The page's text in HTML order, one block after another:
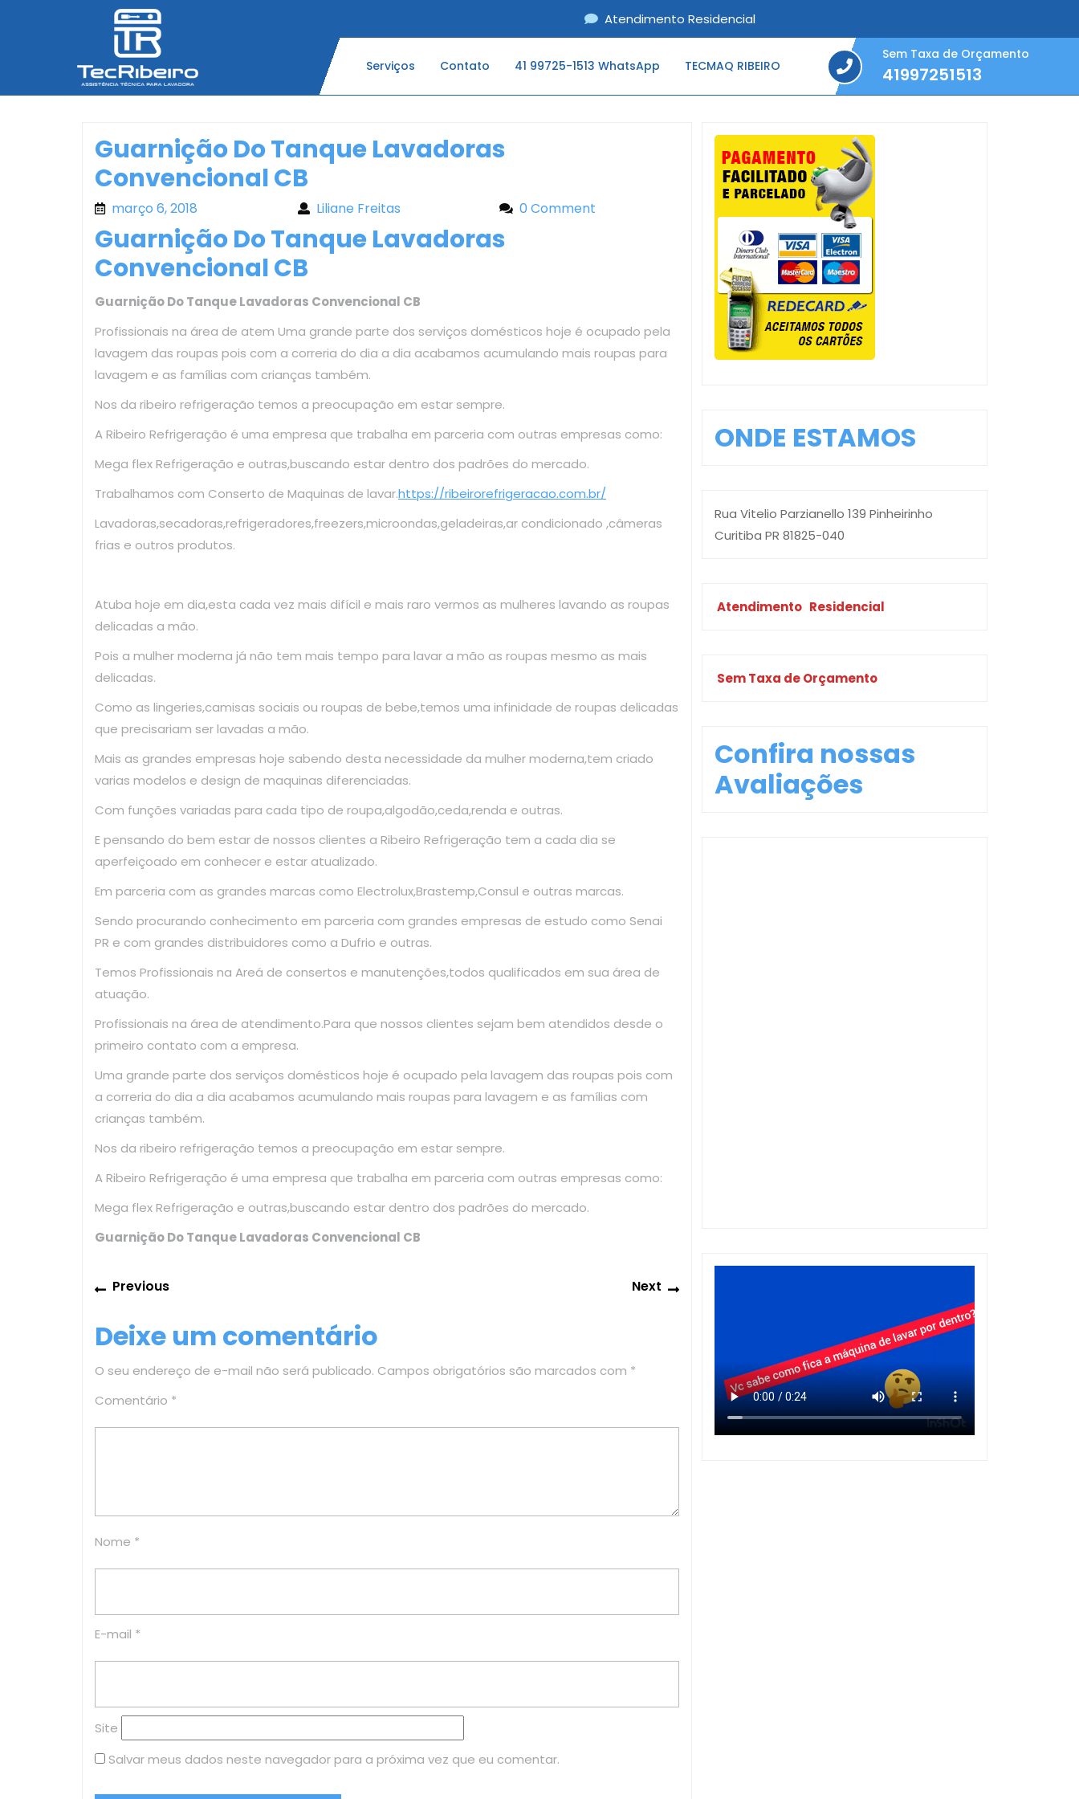
Atendimento Residencial
Serviços Contato 41 99725-1513 WhatsApp TECMAQ RIBEIRO
Sem Taxa de Orçamento
41997251513
41997251513
Guarnição Do Tanque Lavadoras
Convencional CB
março 6, 2018 Liliane Freitas 0 Comment
Guarnição Do Tanque Lavadoras
Convencional CB
Guarnição Do Tanque Lavadoras Convencional CB
Profissionais na área de atem Uma grande parte dos serviços domésticos hoje é ocupado pela
lavagem das roupas pois com a correria do dia a dia acabamos acumulando mais roupas para
lavagem e as famílias com crianças também.
Nos da ribeiro refrigeração temos a preocupação em estar sempre.
A Ribeiro Refrigeração é uma empresa que trabalha em parceria com outras empresas como:
Mega flex Refrigeração e outras,buscando estar dentro dos padrões do mercado.
Trabalhamos com Conserto de Maquinas de lavar.https://ribeirorefrigeracao.com.br/
Lavadoras,secadoras,refrigeradores,freezers,microondas,geladeiras,ar condicionado ,câmeras
frias e outros produtos.
Atuba hoje em dia,esta cada vez mais difícil e mais raro vermos as mulheres lavando as roupas
delicadas a mão.
Pois a mulher moderna já não tem mais tempo para lavar a mão as roupas mesmo as mais
delicadas.
Como as lingeries,camisas sociais ou roupas de bebe,temos uma infinidade de roupas delicadas
que precisariam ser lavadas a mão.
Mais as grandes empresas hoje sabendo desta necessidade da mulher moderna,tem criado
varias modelos e design de maquinas diferenciadas.
Com funções variadas para cada tipo de roupa,algodão,ceda,renda e outras.
E pensando do bem estar de nossos clientes a Ribeiro Refrigeração tem a cada dia se
aperfeiçoado em conhecer e estar atualizado.
Em parceria com as grandes marcas como Electrolux,Brastemp,Consul e outras marcas.
Sendo procurando conhecimento em parceria com grandes empresas de estudo como Senai
PR e com grandes distribuidores como a Dufrio e outras.
Temos Profissionais na Areá de consertos e manutenções,todos qualificados em sua área de
atuação.
Profissionais na área de atendimento.Para que nossos clientes sejam bem atendidos desde o
primeiro contato com a empresa.
Uma grande parte dos serviços domésticos hoje é ocupado pela lavagem das roupas pois com
a correria do dia a dia acabamos acumulando mais roupas para lavagem e as famílias com
crianças também.
Nos da ribeiro refrigeração temos a preocupação em estar sempre.
A Ribeiro Refrigeração é uma empresa que trabalha em parceria com outras empresas como:
Mega flex Refrigeração e outras,buscando estar dentro dos padrões do mercado.
Guarnição Do Tanque Lavadoras Convencional CB
Navegação
Post
PreviousPrevious
Next
Next
Deixe um comentário
O seu endereço de e-mail não será publicado. Campos obrigatórios são marcados com *
Comentário *
Nome *
E-mail *
Site
Salvar meus dados neste navegador para a próxima vez que eu comentar.
ONDE ESTAMOS
Rua Vitelio Parzianello 139 Pinheirinho
Curitiba PR 81825-040
Atendimento Residencial
Sem Taxa de Orçamento
Confira nossas
Avaliações